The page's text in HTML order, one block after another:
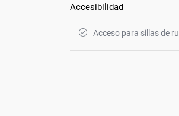
Accesibilidad
Acceso para sillas de